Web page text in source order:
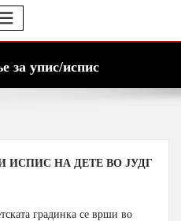
за упис/испис
НА ДЕТЕ ВО ЈУДГ
градинка се врши во